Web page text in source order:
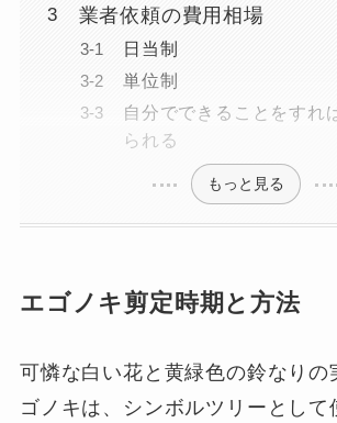
業者依頼の費用相場
日当制
単位制
自分でできることをすれ
られる
もっと見る
エゴノキ剪定時期と方法
可憐な白い花と黄緑色の鈴なりの
ゴノキは、シンボルツリーとして